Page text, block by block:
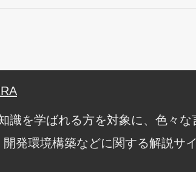
識を学ばれる方を対象に、色々
発環境構築などに関する解説サ